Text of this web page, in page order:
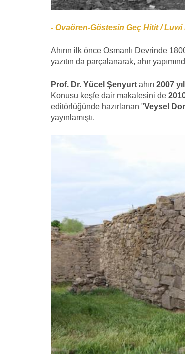
- Ovaören-Göstesin Geç Hitit / Luwi
Ahırın ilk önce Osmanlı Devrinde
yazıtın da parçalanarak, ahır
Prof. Dr. Yücel Şenyurt ahırı 2007
Konusu keşfe dair makalesini de
editörlüğünde hazırlanan "Veysel
yayınlamıştı.